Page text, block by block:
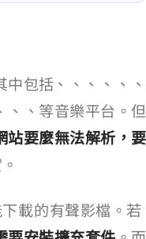
YT、FB、IG、Reddit、Bilibili、
、Mixcloud、SoundCloud 等音樂平台。但
站要麼無法解析，要
360p 的 MP4 有聲影檔。若